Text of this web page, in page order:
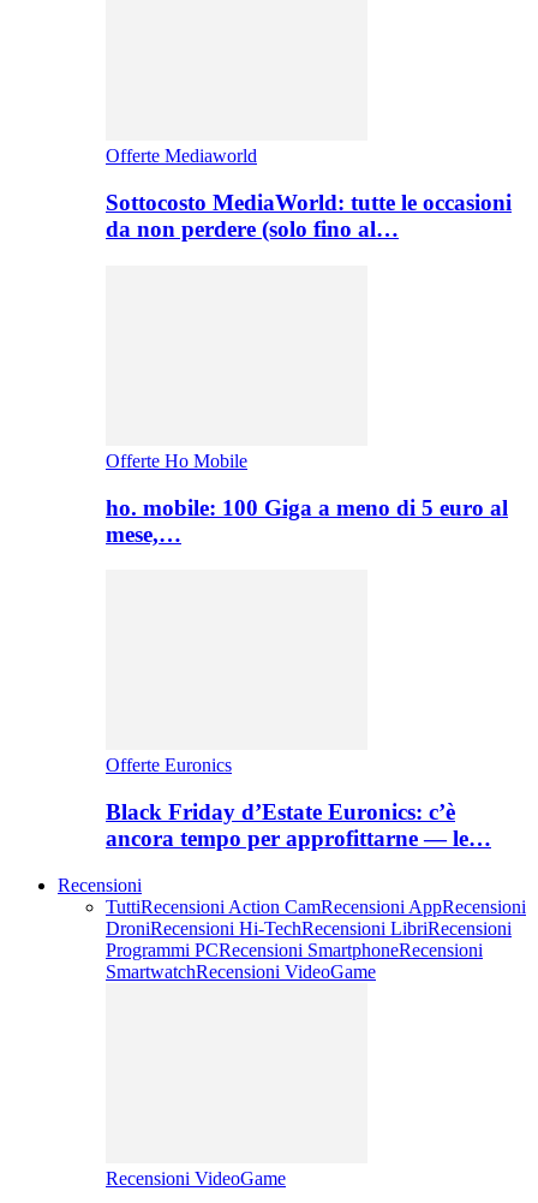
Offerte Mediaworld
Sottocosto MediaWorld: tutte le occasioni
da non perdere (solo fino al…
Offerte Ho Mobile
ho. mobile: 100 Giga a meno di 5 euro al
mese,…
Offerte Euronics
Black Friday d’Estate Euronics: c’è
ancora tempo per approfittarne — le…
Recensioni
TuttiRecensioni Action CamRecensioni AppRecensioni
DroniRecensioni Hi-TechRecensioni LibriRecensioni
Programmi PCRecensioni SmartphoneRecensioni
SmartwatchRecensioni VideoGame
Recensioni VideoGame